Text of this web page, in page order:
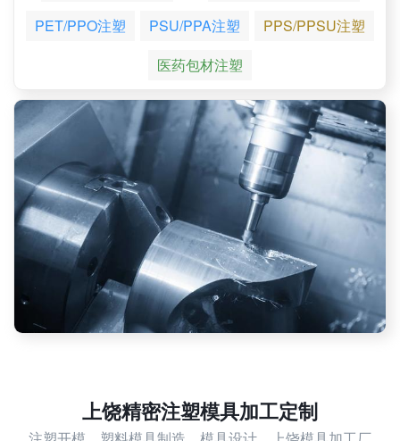
PET/PPO注塑
PSU/PPA注塑
PPS/PPSU注塑
医药包材注塑
上饶精密注塑模具加工定制